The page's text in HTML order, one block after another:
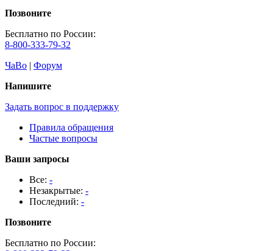
Позвоните
Бесплатно по России:
8-800-333-79-32
ЧаВо | Форум
Напишите
Задать вопрос в поддержку
Правила обращения
Частые вопросы
Ваши запросы
Все: -
Незакрытые: -
Последний: -
Позвоните
Бесплатно по России: